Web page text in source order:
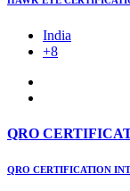
India
+8
QRO
QRO CERTIFICATION